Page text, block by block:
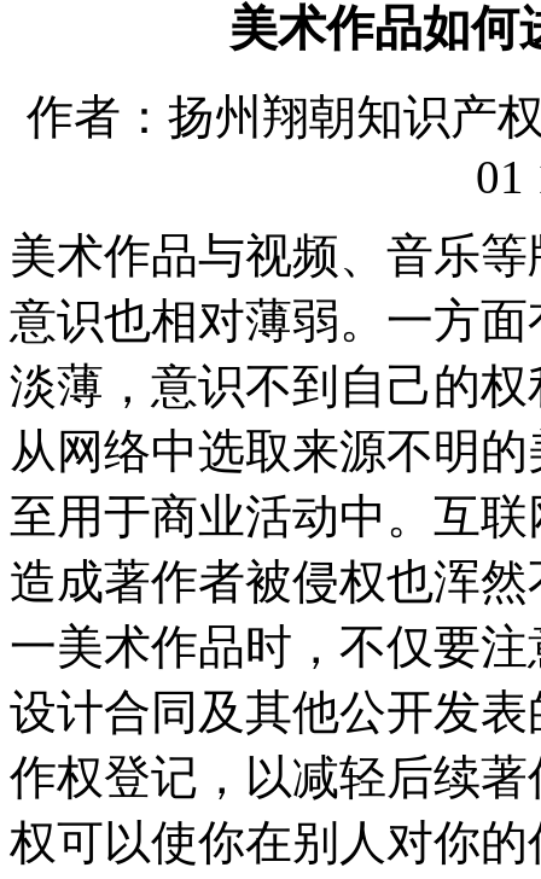
美术作品如何
作者：扬州翔朝知识产
01
美术作品与视频、音乐
意识也相对薄弱。一方
淡薄，意识不到自己的
从网络中选取来源不明
至用于商业活动中。互
造成著作者被侵权也浑
一美术作品时，不仅要
设计合同及其他公开发
作权登记，以减轻后续
权可以使你在别人对你